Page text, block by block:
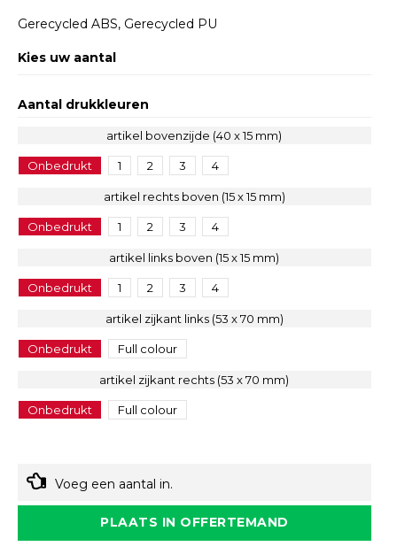
Gerecycled ABS, Gerecycled PU
Kies uw aantal
Aantal drukkleuren
artikel bovenzijde (40 x 15 mm)
Onbedrukt 1 2 3 4
artikel rechts boven (15 x 15 mm)
Onbedrukt 1 2 3 4
artikel links boven (15 x 15 mm)
Onbedrukt 1 2 3 4
artikel zijkant links (53 x 70 mm)
Onbedrukt Full colour
artikel zijkant rechts (53 x 70 mm)
Onbedrukt Full colour
Voeg een aantal in.
PLAATS IN OFFERTEMAND